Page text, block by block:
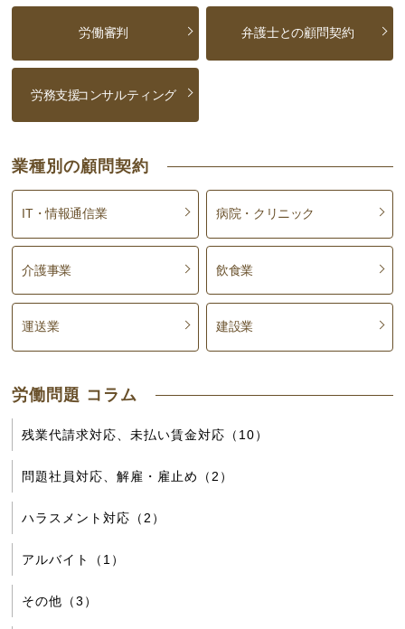
労働審判 弁護士との顧問契約
労務支援コンサルティング
業種別の顧問契約
IT・情報通信業 病院・クリニック
介護事業 飲食業
運送業 建設業
労働問題 コラム
残業代請求対応、未払い賃金対応（10）
問題社員対応、解雇・雇止め（2）
ハラスメント対応（2）
アルバイト（1）
その他（3）